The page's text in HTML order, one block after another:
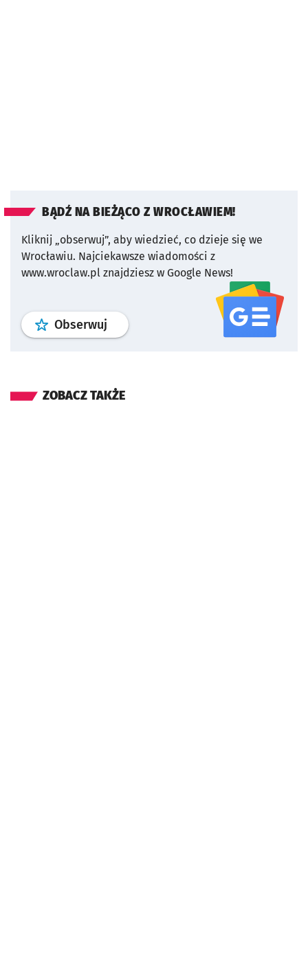
BĄDŹ NA BIEŻĄCO Z WROCŁAWIEM!
Kliknij „obserwuj”, aby wiedzieć, co dzieje się we
Wrocławiu. Najciekawsze wiadomości z
www.wroclaw.pl znajdziesz w Google News!
Obserwuj profil serwisu
ZOBACZ TAKŻE